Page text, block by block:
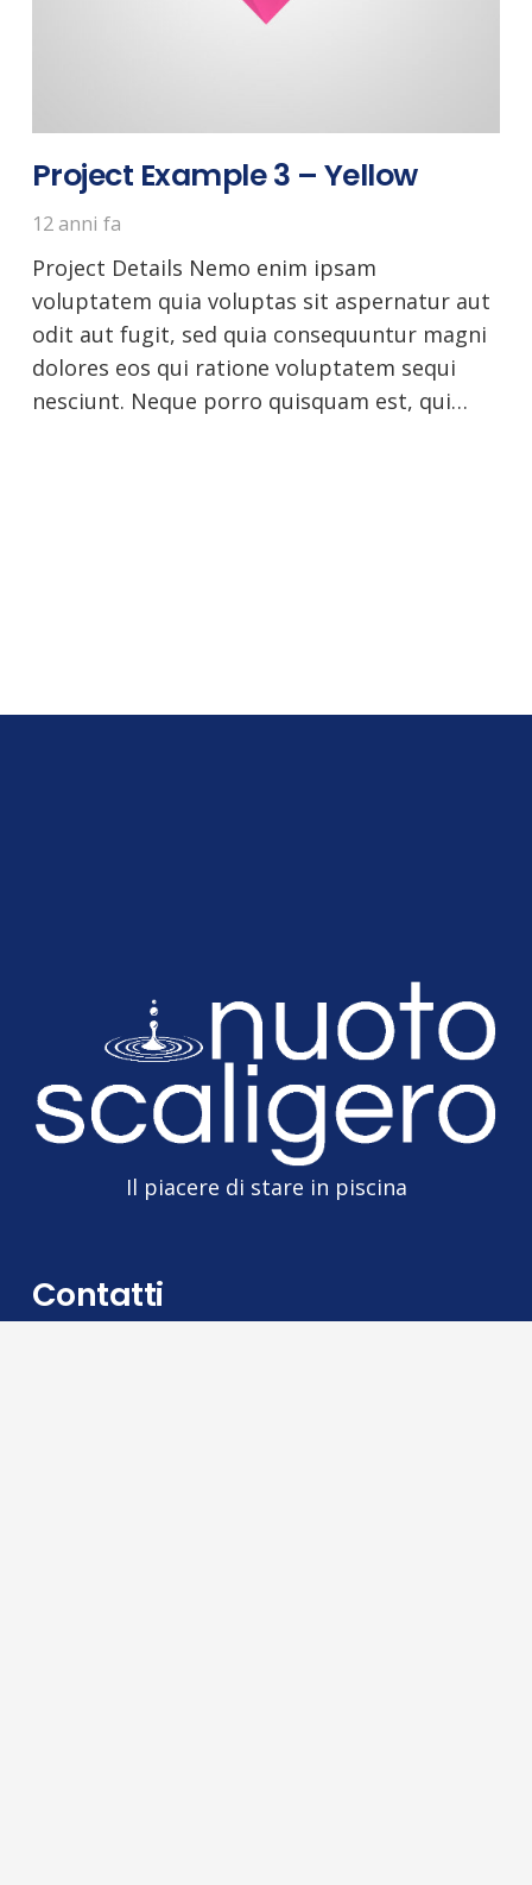
Project Example 3 – Yellow
12 anni fa
Project Details Nemo enim ipsam
voluptatem quia voluptas sit aspernatur aut
odit aut fugit, sed quia consequuntur magni
dolores eos qui ratione voluptatem sequi
nesciunt. Neque porro quisquam est, qui…
Il piacere di stare in piscina
Contatti